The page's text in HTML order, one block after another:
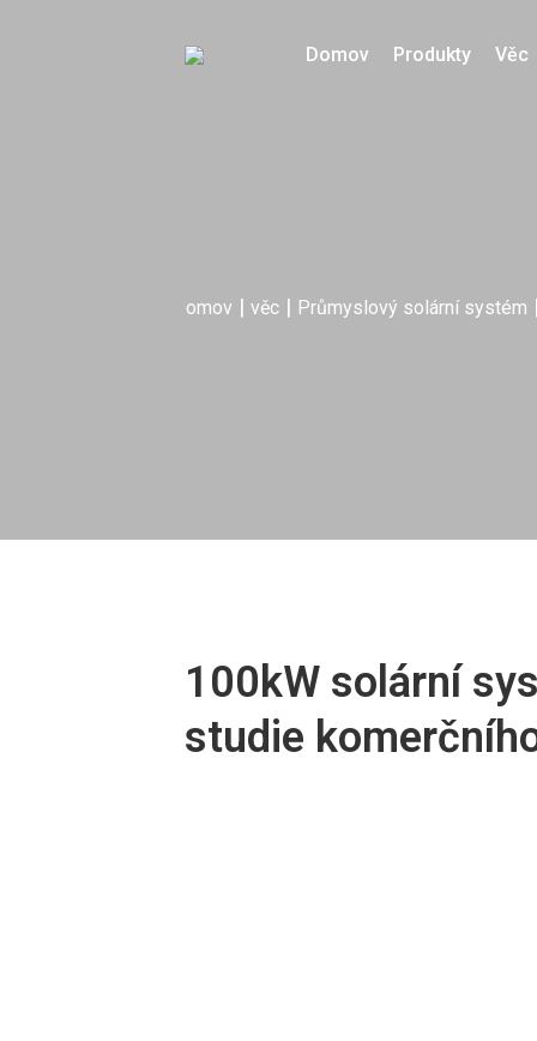
Domov Produkty Věc
Domov | věc | Průmyslový solární systém |
100kW solární
studie